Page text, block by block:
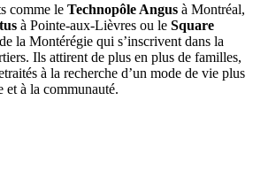
comme le Technopôle Angus à Montréal,
à Pointe-aux-Lièvres ou le Square
la Montérégie qui s’inscrivent dans la
Ils attirent de plus en plus de familles,
à la recherche d’un mode de vie plus
et à la communauté.